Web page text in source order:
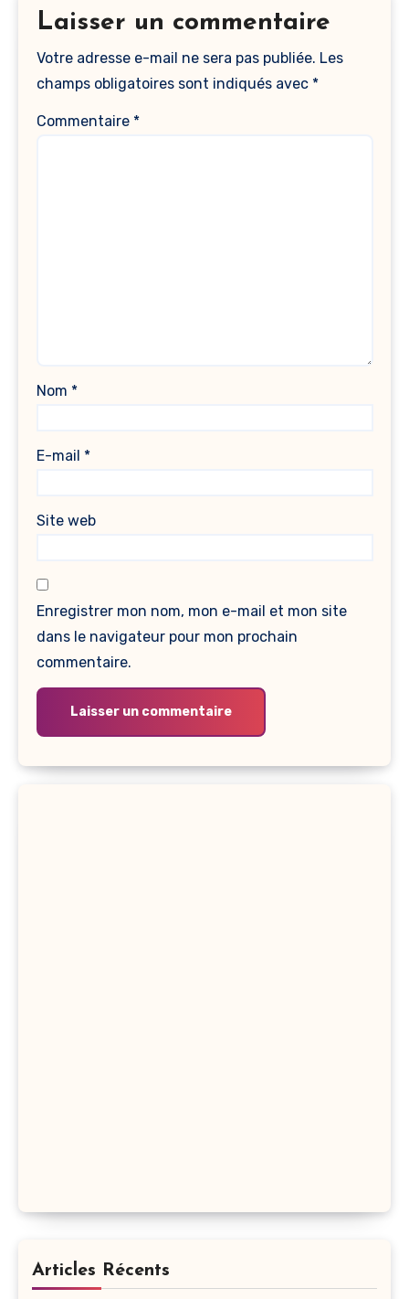
Laisser un commentaire
Votre adresse e-mail ne sera pas publiée. Les
champs obligatoires sont indiqués avec *
Commentaire *
Nom *
E-mail *
Site web
Enregistrer mon nom, mon e-mail et mon site
dans le navigateur pour mon prochain
commentaire.
Articles Récents